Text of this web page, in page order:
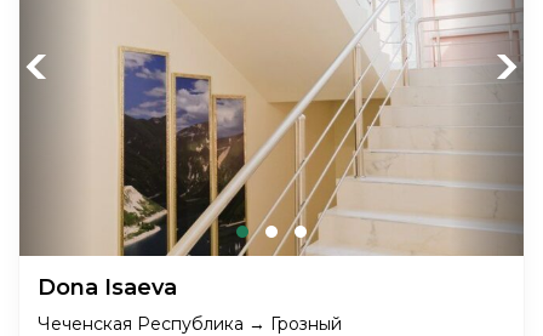
Previous Next
Dona Isaeva
Чеченская Республика → Грозный